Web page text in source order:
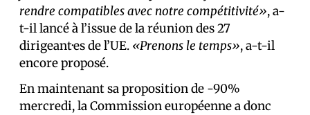
rendre compatibles avec notre compétitivité», a-
t-il lancé à l’issue de la réunion des 27
dirigeant·es de l’UE. «Prenons le temps», a-t-il
encore proposé.
En maintenant sa proposition de -90%
mercredi, la Commission européenne a donc